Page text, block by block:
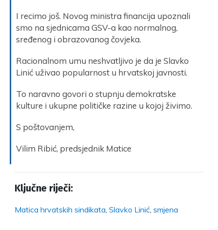
I recimo još. Novog ministra financija upoznali
smo na sjednicama GSV-a kao normalnog,
sređenog i obrazovanog čovjeka.
Racionalnom umu neshvatljivo je da je Slavko
Linić uživao popularnost u hrvatskoj javnosti.
To naravno govori o stupnju demokratske
kulture i ukupne političke razine u kojoj živimo.
S poštovanjem,
Vilim Ribić, predsjednik Matice
Ključne riječi:
Matica hrvatskih sindikata, Slavko Linić, smjena